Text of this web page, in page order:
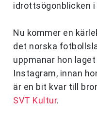
idrottsögonblicken
Nu kommer en
det norska
uppmanar hon
Instagram, innan
är en bit kvar till
SVT Kultur.